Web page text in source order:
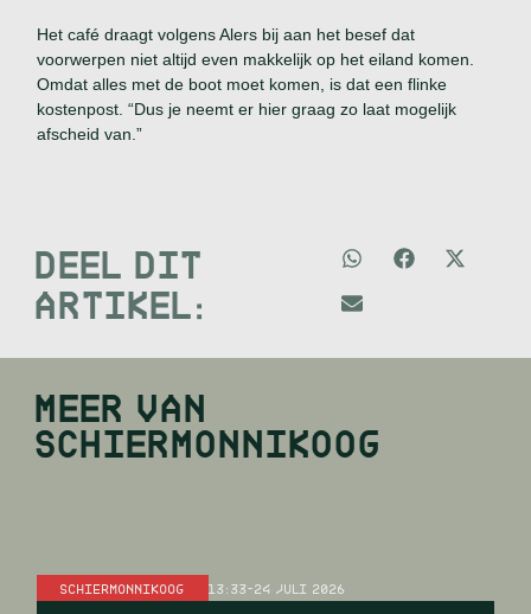
Het café draagt volgens Alers bij aan het besef dat
voorwerpen niet altijd even makkelijk op het eiland komen.
Omdat alles met de boot moet komen, is dat een flinke
kostenpost. “Dus je neemt er hier graag zo laat mogelijk
afscheid van.”
DEEL DIT
ARTIKEL:
MEER VAN
SCHIERMONNIKOOG
SCHIERMONNIKOOG 13:33-24 JULI 2026